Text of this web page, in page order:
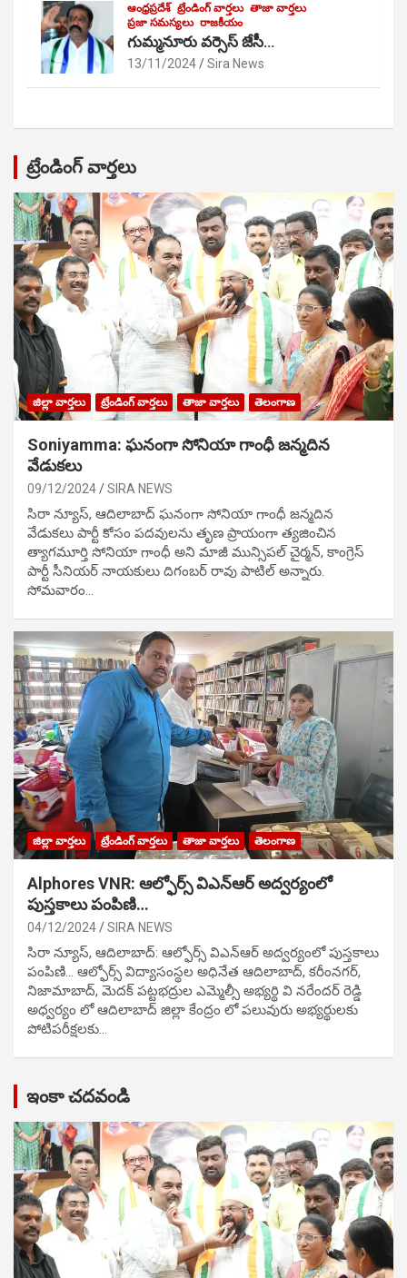
ఆంధ్రప్రదేశ్ ట్రేండింగ్ వార్తలు తాజా వార్తలు
ప్రజా సమస్యలు రాజకీయం
గుమ్మనూరు వర్సెస్ జేసీ…
13/11/2024 Sira News
ట్రేండింగ్ వార్తలు
జిల్లా వార్తలు ట్రేండింగ్ వార్తలు తాజా వార్తలు తెలంగాణ
Soniyamma: ఘ‌నంగా సోనియా గాంధీ జ‌న్మ‌దిన
వేడుక‌లు
09/12/2024 SIRA NEWS
సిరా న్యూస్, ఆదిలాబాద్ ఘ‌నంగా సోనియా గాంధీ జ‌న్మ‌దిన
వేడుక‌లు పార్టీ కోసం ప‌ద‌వుల‌ను తృణ ప్రాయంగా త్య‌జించిన
త్యాగమూర్తి సోనియా గాంధీ అని మాజీ మున్సిప‌ల్ చైర్మ‌న్, కాంగ్రెస్
పార్టీ సీనియ‌ర్ నాయ‌కులు దిగంబ‌ర్ రావు పాటిల్ అన్నారు.
సోమవారం…
జిల్లా వార్తలు ట్రేండింగ్ వార్తలు తాజా వార్తలు తెలంగాణ
Alphores VNR: ఆల్ఫోర్స్ విఎన్ఆర్ అద్వర్యంలో
పుస్తకాలు పంపిణి…
04/12/2024 SIRA NEWS
సిరా న్యూస్, ఆదిలాబాద్: ఆల్ఫోర్స్ విఎన్ఆర్ అద్వర్యంలో పుస్తకాలు
పంపిణి… ఆల్ఫోర్స్ విద్యాసంస్థల అధినేత ఆదిలాబాద్, కరీంనగర్,
నిజామాబాద్, మెదక్ పట్టభద్రుల ఎమ్మెల్సీ అభ్యర్థి వి నరేందర్ రెడ్డి
అధ్వర్యం లో ఆదిలాబాద్ జిల్లా కేంద్రం లో పలువురు అభ్యర్థులకు
పోటిప‌రీక్ష‌ల‌కు…
ఇంకా చదవండి